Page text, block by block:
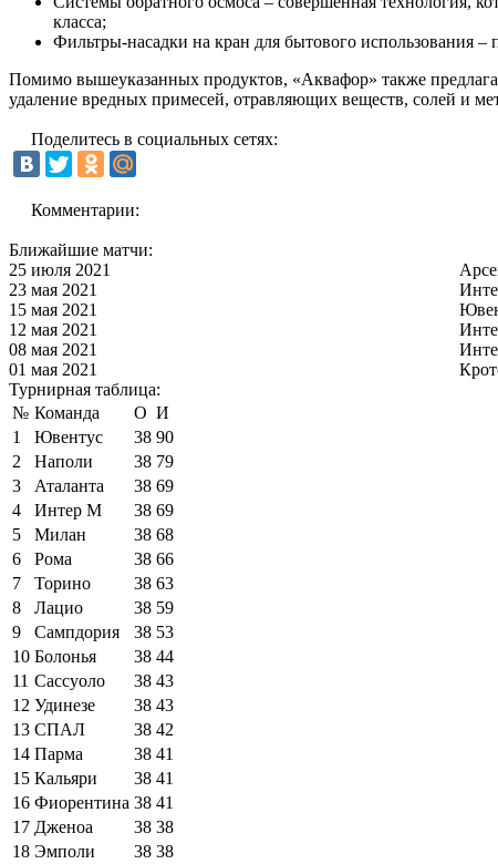
класса;
Фильтры-насадки на кран для бытового использования
Помимо вышеуказанных продуктов, «Аквафор» также
удаление вредных примесей, отравляющих веществ, солей и
Поделитесь в социальных сетях:
Комментарии:
Ближайшие матчи:
25 июля 2021
23 мая 2021
15 мая 2021
12 мая 2021
08 мая 2021
01 мая 2021
Турнирная таблица:
№ Команда О И
1
Ювентус 38 90
2
Наполи 38 79
3
Аталанта 38 69
4
Интер М 38 69
5
Милан 38 68
6
Рома 38 66
7
Торино 38 63
8
Лацио 38 59
9
Сампдория 38 53
10 Болонья 38 44
11 Сассуоло 38 43
12 Удинезе 38 43
13 СПАЛ 38 42
14 Парма 38 41
15 Кальяри 38 41
16 Фиорентина 38 41
17 Дженоа 38 38
18 Эмполи 38 38